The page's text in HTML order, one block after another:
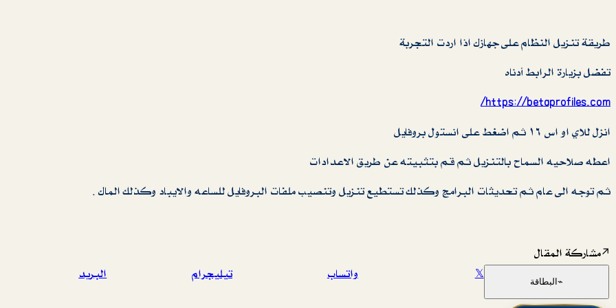
طريقة تنزيل النظام على جهازك اذا اردت التجربة
تفضل بزيارة الرابط أدناه
https://betaprofiles.com/
انزل للاي او اس ١٦ ثم اضغط على انستول بروفايل
اعطه صلاحيه السماح بالتنزيل ثم قم بتثبيته عن طريق الاعدادات
ثم توجه الى عام ثم تحديثات البرامج وكذلك تستطيع تنزيل وتنصيب ملفات البروفايل للساعه والايباد وكذلك الماك .
↗مشاركة المقال
⌁ البطاقة 𝕏 واتساب تيليجرام البريد